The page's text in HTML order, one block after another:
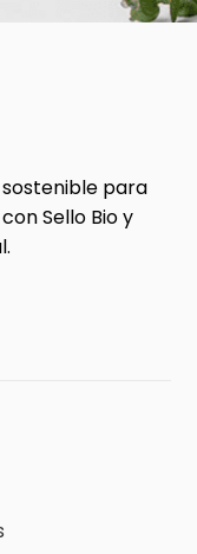
para
Sello Bio y